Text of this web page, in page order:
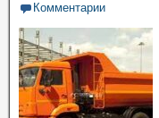
Комментарии